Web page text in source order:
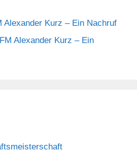
Alexander Kurz – Ein Nachruf
FM Alexander Kurz – Ein